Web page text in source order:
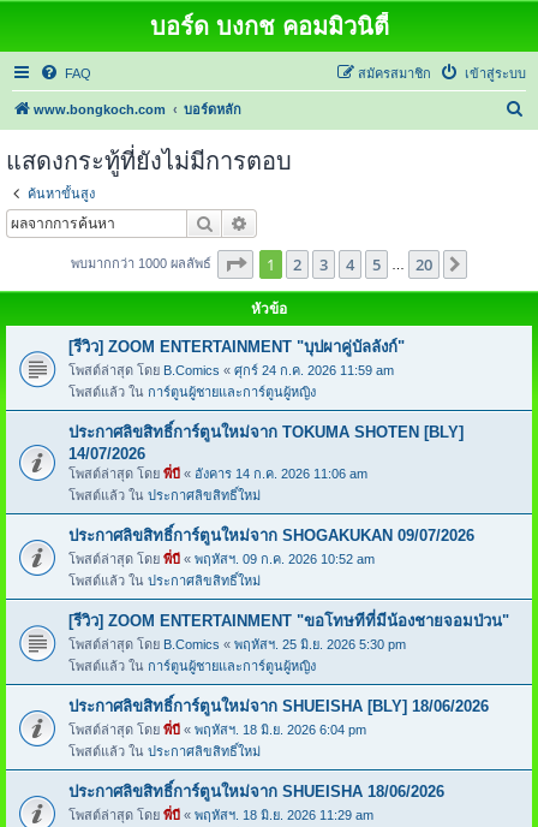
บอร์ด บงกช คอมมิวนิตี้
FAQ เข้าสู่ระบบ
สมัครสมาชิก
www.bongkoch.com บอร์ดหลัก
แสดงกระทู้ที่ยังไม่มีการตอบ
ค้นหาขั้นสูง
ค้นหา
พบมากกว่า 1000 ผลลัพธ์ หน้า จากทั้งหมด 20
1 2 3 4 5 20
หัวข้อ
[รีวิว] ZOOM ENTERTAINMENT "บุปผาคู่บัลลังก์"
โพสต์ล่าสุด โดย B.Comics « ศุกร์ 24 ก.ค. 2026 11:59 am
โพสต์แล้ว ใน การ์ตูนผู้ชายและการ์ตูนผู้หญิง
ประกาศลิขสิทธิ์การ์ตูนใหม่จาก TOKUMA SHOTEN [BLY]
14/07/2026
โพสต์ล่าสุด โดย พี่บี « อังคาร 14 ก.ค. 2026 11:06 am
โพสต์แล้ว ใน ประกาศลิขสิทธิ์ใหม่
ประกาศลิขสิทธิ์การ์ตูนใหม่จาก SHOGAKUKAN 09/07/2026
โพสต์ล่าสุด โดย พี่บี « พฤหัสฯ. 09 ก.ค. 2026 10:52 am
โพสต์แล้ว ใน ประกาศลิขสิทธิ์ใหม่
[รีวิว] ZOOM ENTERTAINMENT "ขอโทษทีที่มีน้องชายจอมป่วน"
โพสต์ล่าสุด โดย B.Comics « พฤหัสฯ. 25 มิ.ย. 2026 5:30 pm
โพสต์แล้ว ใน การ์ตูนผู้ชายและการ์ตูนผู้หญิง
ประกาศลิขสิทธิ์การ์ตูนใหม่จาก SHUEISHA [BLY] 18/06/2026
โพสต์ล่าสุด โดย พี่บี « พฤหัสฯ. 18 มิ.ย. 2026 6:04 pm
โพสต์แล้ว ใน ประกาศลิขสิทธิ์ใหม่
ประกาศลิขสิทธิ์การ์ตูนใหม่จาก SHUEISHA 18/06/2026
โพสต์ล่าสุด โดย พี่บี « พฤหัสฯ. 18 มิ.ย. 2026 11:29 am